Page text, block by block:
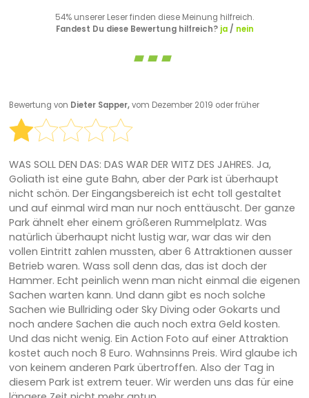
54% unserer Leser finden diese Meinung hilfreich.
Fandest Du diese Bewertung hilfreich? ja/ nein
Bewertung von Dieter Sapper,vom Dezember 2019 oder früher
WAS SOLL DEN DAS: DAS WAR DER WITZ DES JAHRES. Ja,
Goliath ist eine gute Bahn, aber der Park ist überhaupt
nicht schön. Der Eingangsbereich ist echt toll gestaltet
und auf einmal wird man nur noch enttäuscht. Der ganze
Park ähnelt eher einem größeren Rummelplatz. Was
natürlich überhaupt nicht lustig war, war das wir den
vollen Eintritt zahlen mussten, aber 6 Attraktionen ausser
Betrieb waren. Wass soll denn das, das ist doch der
Hammer. Echt peinlich wenn man nicht einmal die eigenen
Sachen warten kann. Und dann gibt es noch solche
Sachen wie Bullriding oder Sky Diving oder Gokarts und
noch andere Sachen die auch noch extra Geld kosten.
Und das nicht wenig. Ein Action Foto auf einer Attraktion
kostet auch noch 8 Euro. Wahnsinns Preis. Wird glaube ich
von keinem anderen Park übertroffen. Also der Tag in
diesem Park ist extrem teuer. Wir werden uns das für eine